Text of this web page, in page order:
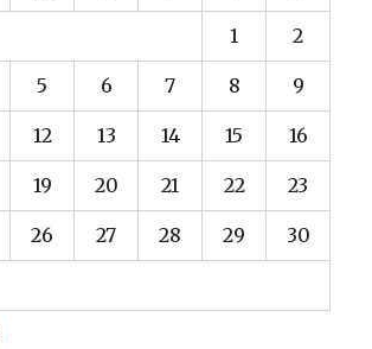
1 2
5 6 7 8 9
12 13 14 15 16
19 20 21 22 23
26 27 28 29 30